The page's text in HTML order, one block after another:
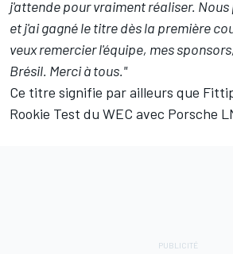
j'attende pour vraiment réaliser. Nous
et j'ai gagné le titre dès la première
veux remercier l'équipe, mes
Brésil. Merci à tous."
Ce titre signifie par ailleurs que
Rookie Test du WEC avec Porsche